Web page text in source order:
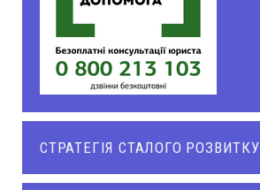
СТРАТЕГІЯ СТАЛОГО РОЗВИТКУ